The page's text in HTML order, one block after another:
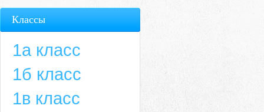
Классы
1а класс
1б класс
1в класс